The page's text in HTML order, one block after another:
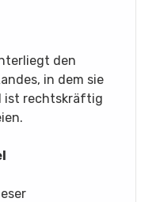
den
in dem sie
ist rechtskräftig